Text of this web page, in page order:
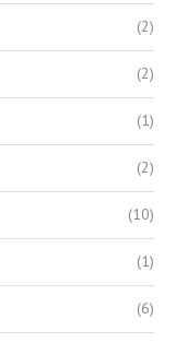
(2)
(2)
(1)
(2)
(10)
(1)
(6)